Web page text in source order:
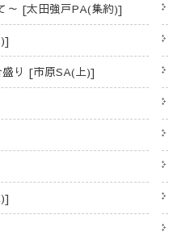
～ [太田強戸PA(集約)]
り [市原SA(上)]